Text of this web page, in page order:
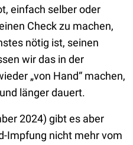
einfach selber oder
Check zu machen,
nötig ist, seinen
wir das in der
„von Hand“ machen,
länger dauert.
2024) gibt es aber
Impfung nicht mehr vom